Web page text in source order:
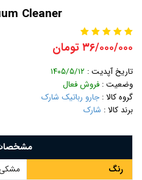
Cleaner
۳۶/۰۰۰/۰۰۰ تومان
تاریخ آپدیت : ۱۴۰۵/۵/۱۲
وضعیت : فروش فعال
گروه کالا : جارو رباتیک شارک
برند کالا : شارک
رنگ